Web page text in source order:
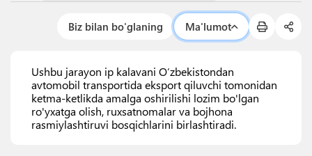
Biz bilan bo'glaning Ma'lumot
Ushbu jarayon ip kalavani O‘zbekistondan
avtomobil transportida eksport qiluvchi tomonidan
ketma-ketlikda amalga oshirilishi lozim bo'lgan
ro'yxatga olish, ruxsatnomalar va bojhona
rasmiylashtiruvi bosqichlarini birlashtiradi.